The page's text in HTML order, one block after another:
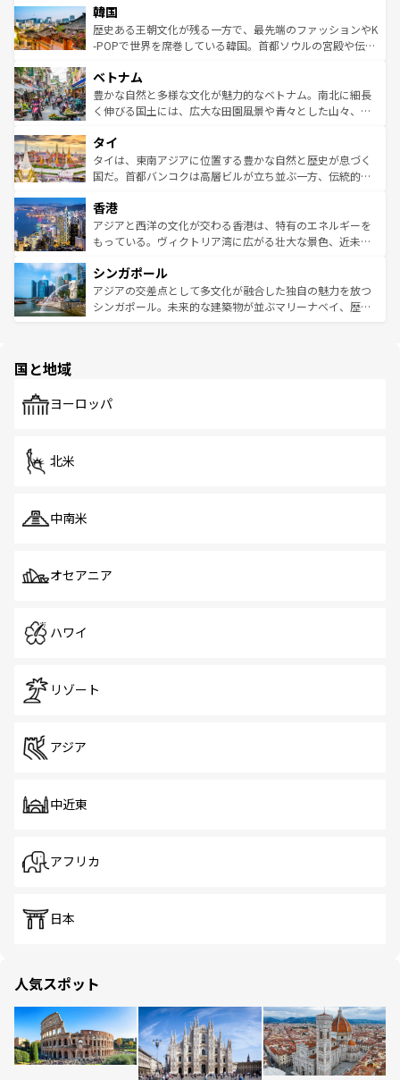
ワイを、存分に味わってほしい。 なお、新着のハワイ情報
はコンテンツ一覧を参照してほしい。
いる。アクティビティも充実しており、サーフィンやダイ
ビング、ハイキングなど、アウトドア好きにはたまらな
い。オーストラリアの多彩な魅力を存分に味わいつくそ
参照してほしい。
ン）、静ひつな山岳地帯である台湾東部など、都市の喧騒
と山間の静けさが共存しており、訪れる人に新しい発見と
驚きをもたらしてくれる。また、奥深い台湾の食文化も魅
容にもいいと評判のスイーツなど、バラエティ豊かな料理
が味わえる。 なお、新着の台湾情報は コンテンツ一覧を参
照してほしい。
韓国
歴史ある王朝文化が残る一方で、最先端のファッションやK
-POPで世界を席巻している韓国。首都ソウルの宮殿や伝統
き、地方に足を延ばせば四季折々の自然美を楽しむことが
できる。そして、キムチや焼肉、絶品のストリートフード
まで、さまざまな韓国料理が待っている。夜には、韓国な
リティに包まれながら、韓国の多彩な魅力を心ゆくまで味
わってみてほしい。 なお、新着の韓国情報はコンテンツ一
覧を参照してほしい。
ベトナム
豊かな自然と多様な文化が魅力的なベトナム。南北に細長
く伸びる国土には、広大な田園風景や青々とした山々、世
急速な発展と共に伝統が息づく。ハノイの古い町並みやホ
ーチミン市のフランス統治時代の建物も、独特の雰囲気を
醸し出している。また、バラエティの豊かさとおいしさで
とつ。フォーやバインミー、ベトナムコーヒーなどは、ぜ
ひ現地で味わいたい。どの地域を訪れてもあたたかい人々
が旅行者を迎えてくれるので、きっと忘れられない旅にな
参照してほしい。
タイ
タイは、東南アジアに位置する豊かな自然と歴史が息づく
国だ。首都バンコクは高層ビルが立ち並ぶ一方、伝統的な
の活気が交差している。北部ではチェンマイなどの山岳地
帯で自然と触れ合い、南部ではプーケットやクラビの美し
いビーチでリゾート気分を楽しむことができる。タイ料理
激する。気候は一年中温暖で、どの季節にも異なる楽しみ
が待っている。親しみやすいタイの人々、仏教を中心とし
た文化、そして多様な観光資源が、訪れる旅人を魅了し続
香港
アジアと西洋の文化が交わる香港は、特有のエネルギーを
もっている。ヴィクトリア湾に広がる壮大な景色、近未来
み、どこを訪れても感動するはず。観光スポットが密集し
ており、効率よく見どころを回れるのも魅力。息をのむよ
うな絶景から文化的な体験まで、香港を存分に楽しみ尽く
シンガポール
アジアの交差点として多文化が融合した独自の魅力を放つ
シンガポール。未来的な建築物が並ぶマリーナベイ、歴史
で、ホーカーズは地元の風情を楽しめる外せないスポット
国と地域
ヨーロッパ
北米
中南米
オセアニア
ハワイ
リゾート
アジア
中近東
アフリカ
日本
人気スポット